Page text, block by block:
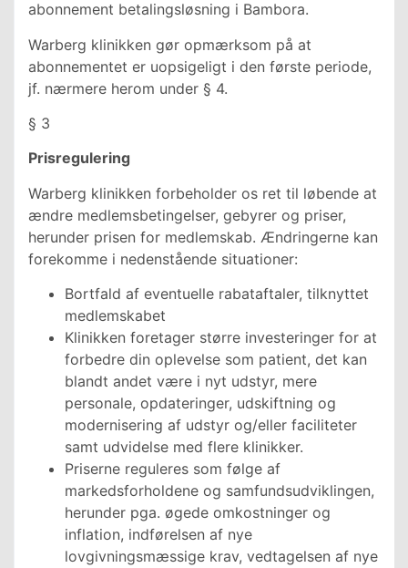
abonnement betalingsløsning i Bambora.
Warberg klinikken gør opmærksom på at
abonnementet er uopsigeligt i den første periode,
jf. nærmere herom under § 4.
§ 3
Prisregulering
Warberg klinikken forbeholder os ret til løbende at
ændre medlemsbetingelser, gebyrer og priser,
herunder prisen for medlemskab. Ændringerne kan
forekomme i nedenstående situationer:
Bortfald af eventuelle rabataftaler, tilknyttet
medlemskabet
Klinikken foretager større investeringer for at
forbedre din oplevelse som patient, det kan
blandt andet være i nyt udstyr, mere
personale, opdateringer, udskiftning og
modernisering af udstyr og/eller faciliteter
samt udvidelse med flere klinikker.
Priserne reguleres som følge af
markedsforholdene og samfundsudviklingen,
herunder pga. øgede omkostninger og
inflation, indførelsen af nye
lovgivningsmæssige krav, vedtagelsen af nye